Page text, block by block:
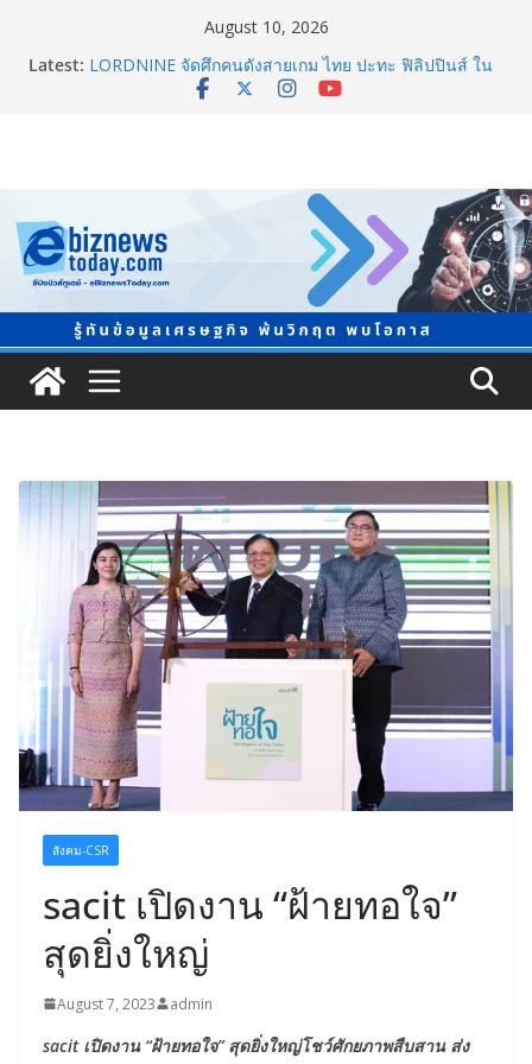
August 10, 2026
Latest: ยิ่งใหญ่ Thailand e-Commerce Expo 2026 ผนึกกว่า 50
พันธมิตร ปั้นผู้ประกอบการไทยสู่ตลาดโลก คาดเงินสะพัด
ฉลองเซิร์ฟเวอร์ใหม่ เฮเลนา
“ทรงศักดิ์” ประชุมร่างแผน สสส. ปี 70 เน้นขยายงานสร้าง
เสริมสุขภาพรายจังหวัด หนุนวาระกลาง “ขับเคลื่อนใช้
ข้อมูลเชิงพื้นที่” เล็งวัดผลได้ภายใน 1 ปี
จับตาการตลาดบุหรี่ไฟฟ้าผ่านโลกโซเซียล
ชวนโหวต “People’s Choice Awards” ดันผู้บริโภคร่วม
ตัดสินสุดยอดบริษัทอสังหาฯ และเอเจนต์ที่ชื่นชอบแห่งปี
2026
สังคม-CSR
sacit เปิดงาน “ฝ้ายทอใจ”
สุดยิ่งใหญ่
August 7, 2023 admin
sacit เปิดงาน “ฝ้ายทอใจ” สุดยิ่งใหญ่โชว์ศักยภาพสืบสาน ส่ง